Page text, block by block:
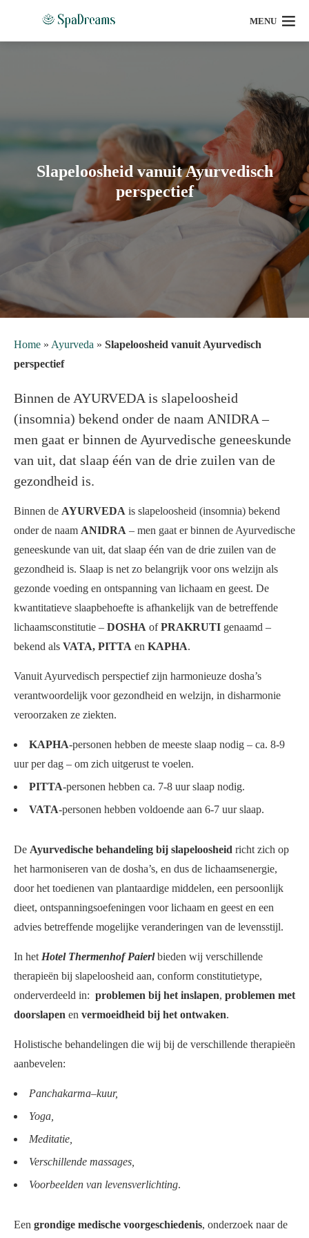
MENU
Slapeloosheid vanuit Ayurvedisch
perspectief
Home » Ayurveda » Slapeloosheid vanuit Ayurvedisch
perspectief
Binnen de AYURVEDA is slapeloosheid
(insomnia) bekend onder de naam ANIDRA –
men gaat er binnen de Ayurvedische geneeskunde
van uit, dat slaap één van de drie zuilen van de
gezondheid is.
Binnen de AYURVEDA is slapeloosheid (insomnia) bekend
onder de naam ANIDRA – men gaat er binnen de Ayurvedische
geneeskunde van uit, dat slaap één van de drie zuilen van de
gezondheid is. Slaap is net zo belangrijk voor ons welzijn als
gezonde voeding en ontspanning van lichaam en geest. De
kwantitatieve slaapbehoefte is afhankelijk van de betreffende
lichaamsconstitutie – DOSHA ofPRAKRUTI genaamd –
bekend als VATA, PITTA en KAPHA.
Vanuit Ayurvedisch perspectief zijn harmonieuze dosha’s
verantwoordelijk voor gezondheid en welzijn, in disharmonie
veroorzaken ze ziekten.
KAPHA-personen hebben de meeste slaap nodig – ca. 8-9
uur per dag – om zich uitgerust te voelen.
PITTA-personen hebben ca. 7-8 uur slaap nodig.
VATA-personen hebben voldoende aan 6-7 uur slaap.
De Ayurvedische behandeling bij slapeloosheid richt zich op
het harmoniseren van de dosha’s, en dus de lichaamsenergie,
door het toedienen van plantaardige middelen, een persoonlijk
dieet, ontspanningsoefeningen voor lichaam en geest en een
advies betreffende mogelijke veranderingen van de levensstijl.
In het Hotel Thermenhof Paierlbieden wij verschillende
therapieën bij slapeloosheid aan, conform constitutietype,
onderverdeeld in: problemen bij het inslapen, problemen met
doorslapen en vermoeidheid bij het ontwaken.
Holistische behandelingen die wij bij de verschillende therapieën
aanbevelen:
Panchakarma–kuur,
Yoga,
Meditatie,
Verschillende massages,
Voorbeelden van levensverlichting.
Een grondige medische voorgeschiedenis, onderzoek naar de